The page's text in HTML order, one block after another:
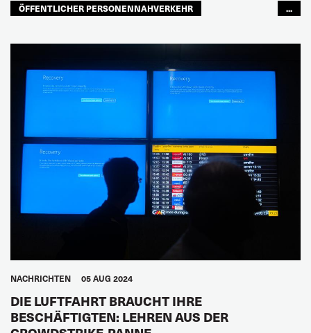
ÖFFENTLICHER PERSONENNAHVERKEHR
...
NACHRICHTEN 05 AUG 2024
DIE LUFTFAHRT BRAUCHT IHRE
BESCHÄFTIGTEN: LEHREN AUS DER